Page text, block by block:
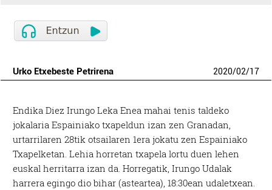
Urko Etxebeste Petrirena 2020/02/17
Endika Diez Irungo Leka Enea mahai tenis taldeko
jokalaria Espainiako txapeldun izan zen Granadan,
urtarrilaren 28tik otsailaren 1era jokatu zen Espainiako
Txapelketan. Lehia horretan txapela lortu duen lehen
euskal herritarra izan da. Horregatik, Irungo Udalak
harrera egingo dio bihar (asteartea), 18:30ean udaletxean.